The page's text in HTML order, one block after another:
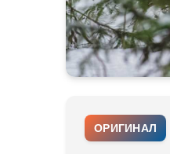
ОРИГИНАЛ